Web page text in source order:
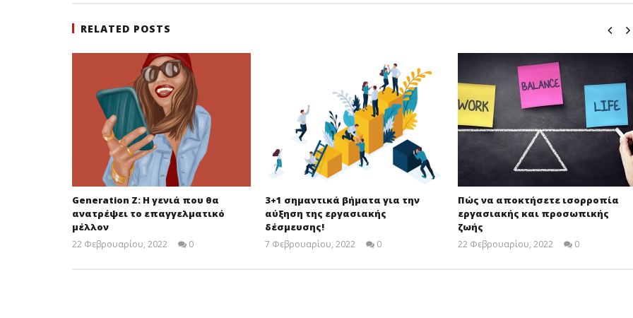
RELATED POSTS
Generation Ζ: Η γενιά που θα
ανατρέψει το επαγγελματικό
μέλλον
22 Φεβρουαρίου, 2022
Insurance
0
3+1 σημαντικά βήματα για την
αύξηση της εργασιακής
δέσμευσης!
7 Φεβρουαρίου, 2022
Insurance
0
Πώς να αποκτήσετε ισορροπία
εργασιακής και προσωπικής
ζωής
22 Φεβρουαρίου, 2022
Insurance
0